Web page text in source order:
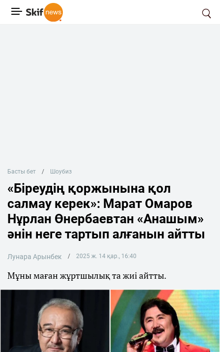
Басты бет Шоубиз
«Біреудің қоржынына қол
салмау керек»: Марат Омаров
Нұрлан Өнербаевтан «Анашым»
әнін неге тартып алғанын айтты
Лунара Арынбек 2025 ж. 14 қар., 16:40
Мұны маған жұртшылық та жиі айтты.